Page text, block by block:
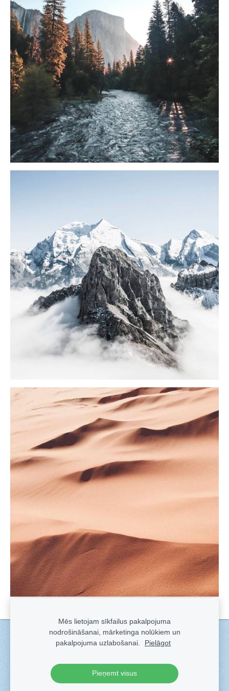
Sīkdatnes
Veidots arSadarbe- labo mājas lapu ģeneratoru.
Mēs lietojam sīkfailus pakalpojuma
nodrošināšanai, mārketinga nolūkiem un
pakalpojuma uzlabošanai.
Pielāgot
Pieņemt visus